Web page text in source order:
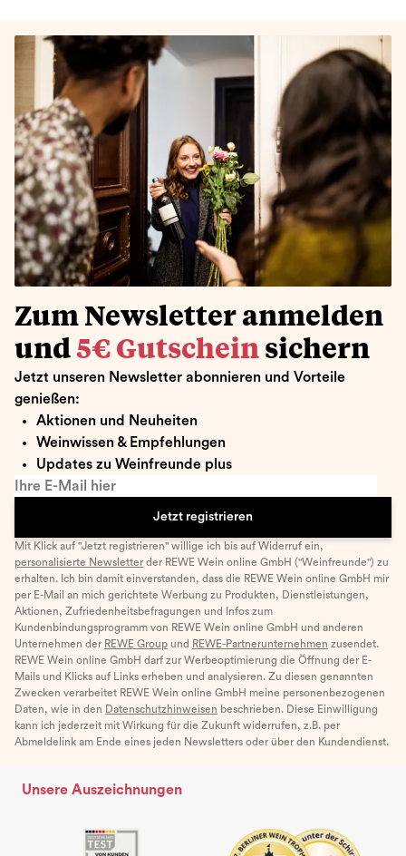
Zum Newsletter anmelden
und 5€ Gutschein sichern
Jetzt unseren Newsletter abonnieren und Vorteile
genießen:
Aktionen und Neuheiten
Weinwissen & Empfehlungen
Updates zu Weinfreunde plus
Ihre E-Mail hier
Jetzt registrieren
Mit Klick auf "Jetzt registrieren" willige ich bis auf Widerruf ein,
personalisierte Newsletter der REWE Wein online GmbH ("Weinfreunde") zu
erhalten. Ich bin damit einverstanden, dass die REWE Wein online GmbH mir
per E-Mail an mich gerichtete Werbung zu Produkten, Dienstleistungen,
Aktionen, Zufriedenheitsbefragungen und Infos zum
Kundenbindungsprogramm von REWE Wein online GmbH und anderen
Unternehmen der REWE Group und REWE-Partnerunternehmen zusendet.
REWE Wein online GmbH darf zur Werbeoptimierung die Öffnung der E-
Mails und Klicks auf Links erheben und analysieren. Zu diesen genannten
Zwecken verarbeitet REWE Wein online GmbH meine personenbezogenen
Daten, wie in den Datenschutzhinweisen beschrieben. Diese Einwilligung
kann ich jederzeit mit Wirkung für die Zukunft widerrufen, z.B. per
Abmeldelink am Ende eines jeden Newsletters oder über den Kundendienst.
Unsere Auszeichnungen